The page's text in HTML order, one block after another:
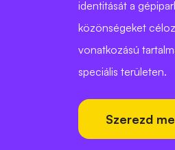
identitását a
közönségeket
vonatkozású
speciális területen.
Szerezd